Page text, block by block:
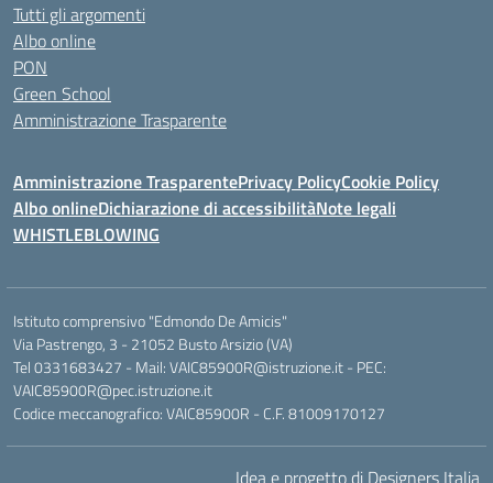
Tutti gli argomenti
Albo online
PON
Green School
Amministrazione Trasparente
Amministrazione TrasparentePrivacy PolicyCookie Policy
Albo onlineDichiarazione di accessibilitàNote legali
WHISTLEBLOWING
Istituto comprensivo "Edmondo De Amicis"
Via Pastrengo, 3 - 21052 Busto Arsizio (VA)
Tel 0331683427 - Mail: VAIC85900R@istruzione.it - PEC:
VAIC85900R@pec.istruzione.it
Codice meccanografico: VAIC85900R - C.F. 81009170127
Idea e progetto di Designers Italia